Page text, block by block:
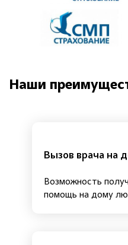
Наши
Вызов врача на
Возможность
помощь на дому